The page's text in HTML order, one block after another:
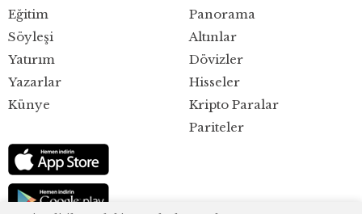
Eğitim
Panorama
Söyleşi
Yatırım
Yazarlar
Künye
Altınlar
Dövizler
Hisseler
Kripto Paralar
Pariteler